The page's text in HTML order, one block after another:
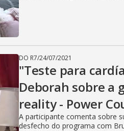
DO R7/24/07/2021
"Teste para
Deborah sobre a
reality - Power
A participante comenta sobre
desfecho do programa com